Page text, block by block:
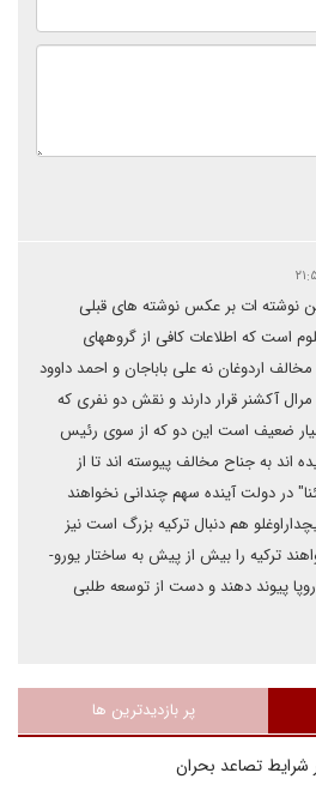
نوشته ات بر عکس نوشته های قبلی
است که اطلاعات کافی از گروههای
اردوغان نه علی باباجان و احمد داوود
مرال آکشنر قرار دارند و نقش دو نفری که
ضعیف است این دو که از سوی رئیس
اند به جناح مخالف پیوسته اند تا از
در دولت آینده سهم چندانی نخواهند
هم دنبال ترکیه بزرگ است نیز
ترکیه را بیش از پیش به ساختار یورو-
پیوند دهند و دست از توسعه طلبی
پر بازدیدترین ها
شرایط تصاعد بحران